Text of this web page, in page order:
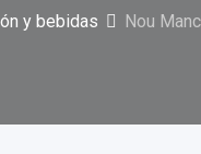
y bebidas Nou